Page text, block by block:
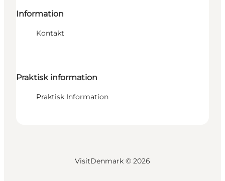
Information
Kontakt
Praktisk information
Praktisk Information
VisitDenmark © 2026